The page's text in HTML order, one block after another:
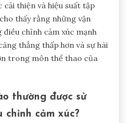
thiện và hiệu suất tập
thấy rằng những vận
điều chỉnh cảm xúc mạnh
thẳng thấp hơn và sự hài
trong môn thể thao của
thường được sử
chỉnh cảm xúc?